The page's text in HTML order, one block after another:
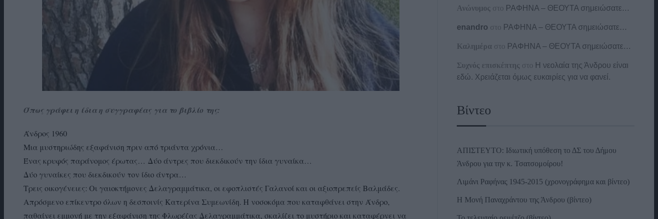
Όπως γράφει η ίδια η συγγραφέαςγια το βιβλίο της:
Άνδρος 1960
Μια μυστηριώδης εξαφάνιση πριν από τριάντα χρόνια…
Ένας κρυφός παράνομος έρωτας… Δύο άντρες που διεκδικούν την ίδια γυναίκα…
Δύο γυναίκες που διεκδικούν τον ίδιο άντρα…
Τρεις οικογένειες: Οι γαιοκτήμονες Δελαγραμμάτικα, οι εφοπλιστές Γαλανοί και οι αξιοπρεπείς Βαλμάδες.
Απρόσμενο επίκεντρο όλων η δεσποινίς Κατερίνα Συμεωνίδη. Η νοσοκόμα που καταφθάνει στην Άνδρο,
παθαίνει εμμονή με την εξαφάνιση της Φλωρέζας Δελαγραμμάτικα, σκαλίζει το μυστήριο και καταφέρνει να
Ανώνυμος στο ΡΑΦΗΝΑ – ΘΕΟΥΤΑ σημειώσατε…
enandro στο ΡΑΦΗΝΑ – ΘΕΟΥΤΑ σημειώσατε…
Καλημέρα στο ΡΑΦΗΝΑ – ΘΕΟΥΤΑ σημειώσατε…
Συχνός επισκέπτης στο Η νεολαία της Άνδρου είναι
εδώ. Χρειάζεται όμως ευκαιρίες για να φανεί.
Βίντεο
ΑΠΙΣΤΕΥΤΟ: Ιδιωτική υπόθεση το ΔΣ του Δήμου
Άνδρου για την κ. Τσατσομοίρου!
Λιμάνι Ραφήνας 1945-2015 (χρονογράφημα και βίντεο)
Η Μονή Παναχράντου της Άνδρου (βίντεο)